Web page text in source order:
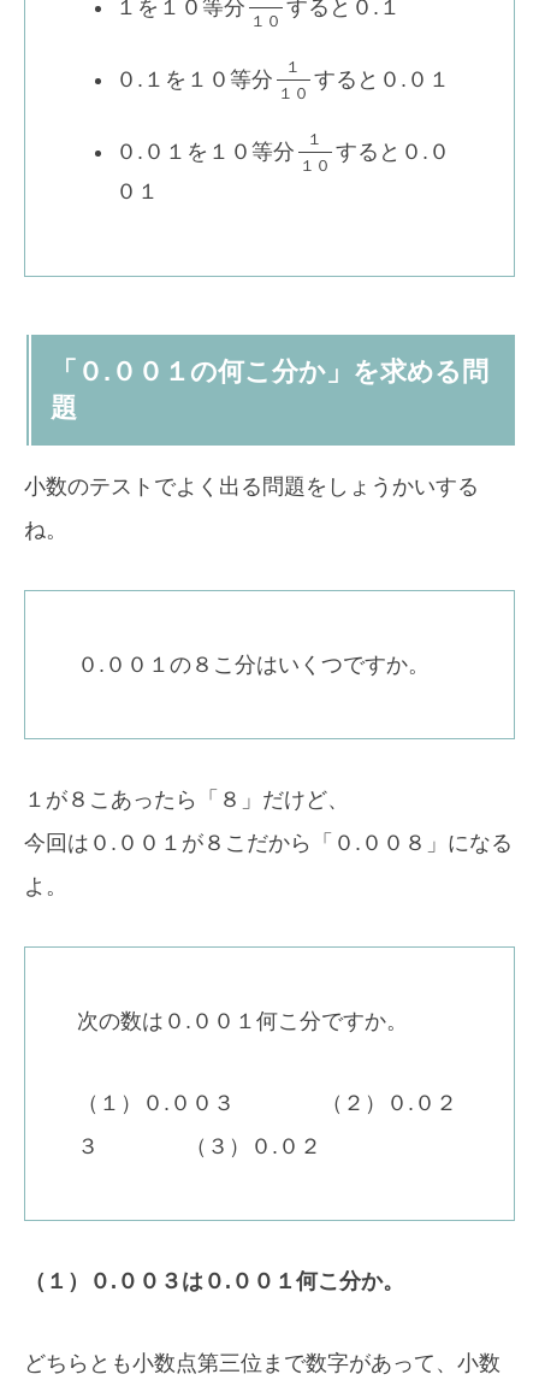
１を１０等分
１ ０
すると０.１
０.１を１０等分
１
１ ０
すると０.０１
０.０１を１０等分
１
１ ０
すると０.０
０１
「０.００１の何こ分か」を求める問
題
小数のテストでよく出る問題をしょうかいする
ね。
０.００１の８こ分はいくつですか。
１が８こあったら「８」だけど、
今回は０.００１が８こだから「０.００８」になる
よ。
次の数は０.００１何こ分ですか。
（１）０.００３ （２）０.０２
３ （３）０.０２
（１）０.００３は０.００１何こ分か。
どちらとも小数点第三位まで数字があって、小数